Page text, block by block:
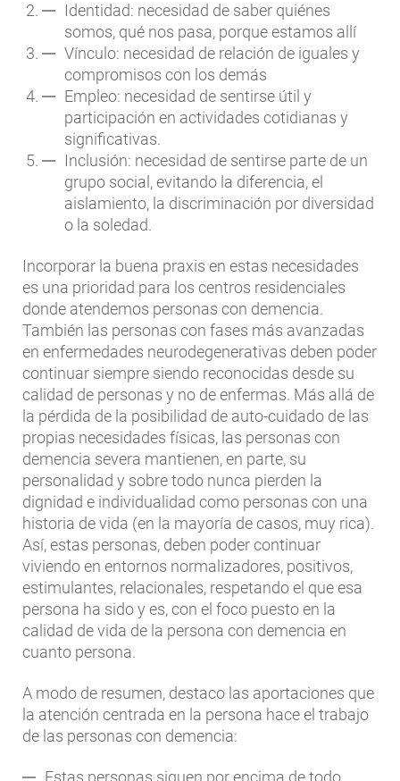
Identidad: necesidad de saber quiénes
somos, qué nos pasa, porque estamos allí
Vínculo: necesidad de relación de iguales y
compromisos con los demás
Empleo: necesidad de sentirse útil y
participación en actividades cotidianas y
significativas.
Inclusión: necesidad de sentirse parte de un
grupo social, evitando la diferencia, el
aislamiento, la discriminación por diversidad
o la soledad.
Incorporar la buena praxis en estas necesidades
es una prioridad para los centros residenciales
donde atendemos personas con demencia.
También las personas con fases más avanzadas
en enfermedades neurodegenerativas deben poder
continuar siempre siendo reconocidas desde su
calidad de personas y no de enfermas. Más allá de
la pérdida de la posibilidad de auto-cuidado de las
propias necesidades físicas, las personas con
demencia severa mantienen, en parte, su
personalidad y sobre todo nunca pierden la
dignidad e individualidad como personas con una
historia de vida (en la mayoría de casos, muy rica).
Así, estas personas, deben poder continuar
viviendo en entornos normalizadores, positivos,
estimulantes, relacionales, respetando el que esa
persona ha sido y es, con el foco puesto en la
calidad de vida de la persona con demencia en
cuanto persona.
A modo de resumen, destaco las aportaciones que
la atención centrada en la persona hace el trabajo
de las personas con demencia:
Estas personas siguen por encima de todo,